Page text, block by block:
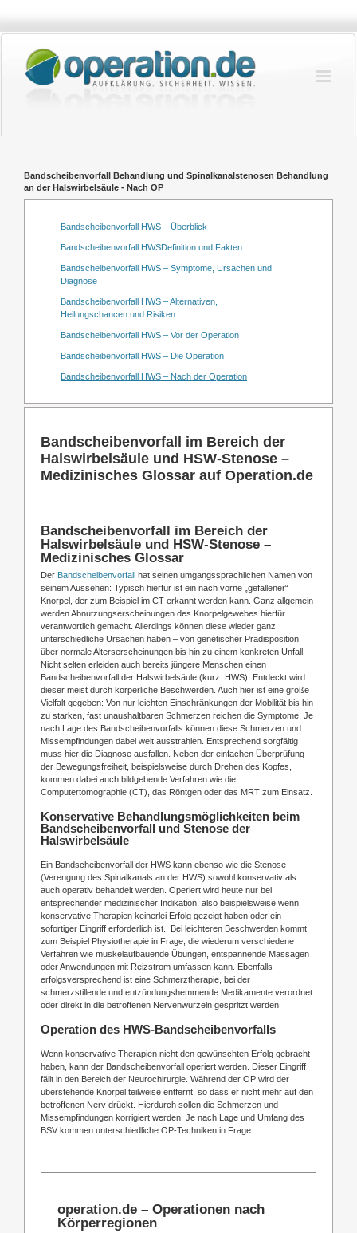
springen
Bandscheibenvorfall Behandlung und Spinalkanalstenosen Behandlung
an der Halswirbelsäule - Nach OP
Bandscheibenvorfall HWS – Überblick
Bandscheibenvorfall HWSDefinition und Fakten
Bandscheibenvorfall HWS – Symptome, Ursachen und
Diagnose
Bandscheibenvorfall HWS – Alternativen,
Heilungschancen und Risiken
Bandscheibenvorfall HWS – Vor der Operation
Bandscheibenvorfall HWS – Die Operation
Bandscheibenvorfall HWS – Nach der Operation
Bandscheibenvorfall im Bereich der
Halswirbelsäule und HSW-Stenose –
Medizinisches Glossar auf Operation.de
Bandscheibenvorfall im Bereich der
Halswirbelsäule und HSW-Stenose –
Medizinisches Glossar
Der Bandscheibenvorfall hat seinen umgangssprachlichen Namen von
seinem Aussehen: Typisch hierfür ist ein nach vorne „gefallener“
Knorpel, der zum Beispiel im CT erkannt werden kann. Ganz allgemein
werden Abnutzungserscheinungen des Knorpelgewebes hierfür
verantwortlich gemacht. Allerdings können diese wieder ganz
unterschiedliche Ursachen haben – von genetischer Prädisposition
über normale Alterserscheinungen bis hin zu einem konkreten Unfall.
Nicht selten erleiden auch bereits jüngere Menschen einen
Bandscheibenvorfall der Halswirbelsäule (kurz: HWS). Entdeckt wird
dieser meist durch körperliche Beschwerden. Auch hier ist eine große
Vielfalt gegeben: Von nur leichten Einschränkungen der Mobilität bis hin
zu starken, fast unaushaltbaren Schmerzen reichen die Symptome. Je
nach Lage des Bandscheibenvorfalls können diese Schmerzen und
Missempfindungen dabei weit ausstrahlen. Entsprechend sorgfältig
muss hier die Diagnose ausfallen. Neben der einfachen Überprüfung
der Bewegungsfreiheit, beispielsweise durch Drehen des Kopfes,
kommen dabei auch bildgebende Verfahren wie die
Computertomographie (CT), das Röntgen oder das MRT zum Einsatz.
Konservative Behandlungsmöglichkeiten beim
Bandscheibenvorfall und Stenose der
Halswirbelsäule
Ein Bandscheibenvorfall der HWS kann ebenso wie die Stenose
(Verengung des Spinalkanals an der HWS) sowohl konservativ als
auch operativ behandelt werden. Operiert wird heute nur bei
entsprechender medizinischer Indikation, also beispielsweise wenn
konservative Therapien keinerlei Erfolg gezeigt haben oder ein
sofortiger Eingriff erforderlich ist. Bei leichteren Beschwerden kommt
zum Beispiel Physiotherapie in Frage, die wiederum verschiedene
Verfahren wie muskelaufbauende Übungen, entspannende Massagen
oder Anwendungen mit Reizstrom umfassen kann. Ebenfalls
erfolgsversprechend ist eine Schmerztherapie, bei der
schmerzstillende und entzündungshemmende Medikamente verordnet
oder direkt in die betroffenen Nervenwurzeln gespritzt werden.
Operation des HWS-Bandscheibenvorfalls
Wenn konservative Therapien nicht den gewünschten Erfolg gebracht
haben, kann der Bandscheibenvorfall operiert werden. Dieser Eingriff
fällt in den Bereich der Neurochirurgie. Während der OP wird der
überstehende Knorpel teilweise entfernt, so dass er nicht mehr auf den
betroffenen Nerv drückt. Hierdurch sollen die Schmerzen und
Missempfindungen korrigiert werden. Je nach Lage und Umfang des
BSV kommen unterschiedliche OP-Techniken in Frage.
operation.de – Operationen nach
Körperregionen